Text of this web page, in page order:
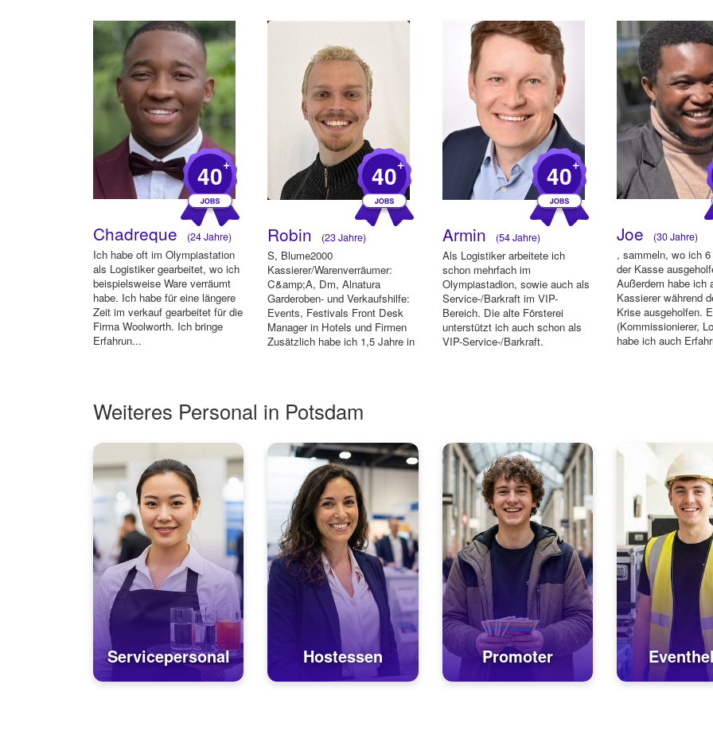
40+
Chadreque (24 Jahre)
Ich habe oft im Olympiastation
als Logistiker gearbeitet, wo ich
beispielsweise Ware verräumt
habe. Ich habe für eine längere
Zeit im verkauf gearbeitet für die
Firma Woolworth. Ich bringe
Erfahrun...
40+
Robin (23 Jahre)
S, Blume2000
Kassierer/Warenverräumer:
C&amp;A, Dm, Alnatura
Garderoben- und Verkaufshilfe:
Events, Festivals Front Desk
Manager in Hotels und Firmen
Zusätzlich habe ich 1,5 Jahre in
40+
Armin (54 Jahre)
Als Logistiker arbeitete ich
schon mehrfach im
Olympiastadion, sowie auch als
Service-/Barkraft im VIP-
Bereich. Die alte Försterei
unterstützt ich auch schon als
VIP-Service-/Barkraft.
Joe (30 Jahre)
, sammeln, wo ich
der Kasse
Außerdem habe ich
Kassierer während
Krise ausgeholfen.
(Kommissionierer,
habe ich auch
Weiteres Personal in Potsdam
Servicepersonal Hostessen Promoter